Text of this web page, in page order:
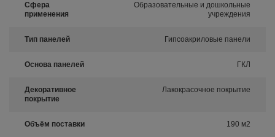
Сфера
применения
Образовательные и дошкольные
учреждения
Тип панелей Гипсоакриловые панели
Основа панелей ГКЛ
Декоративное
покрытие
Лакокрасочное покрытие
Объём поставки 190 м2